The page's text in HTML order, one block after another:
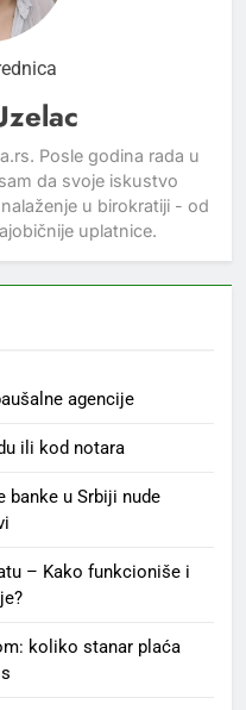
Posle godina rada u
da svoje iskustvo
u birokratiji - od
uplatnice.
agencije
ili kod notara
banke u Srbiji nude
– Kako funkcioniše i
koliko stanar plaća